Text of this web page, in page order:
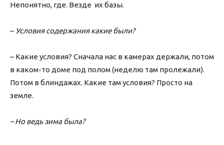
Непонятно, где. Везде их базы.
– Условия содержания какие были?
– Какие условия? Сначала нас в камерах держали, потом
в каком-то доме под полом (неделю там пролежали).
Потом в блиндажах. Какие там условия? Просто на
земле.
– Но ведь зима была?